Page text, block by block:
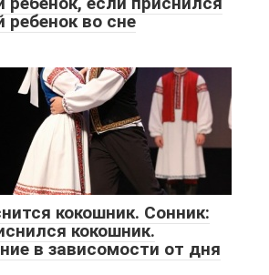
ребенок во сне
кокошник. Сонник:
кокошник.
в зависомости от дня